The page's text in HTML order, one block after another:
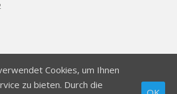
Cookies, um Ihnen
zu bieten. Durch die